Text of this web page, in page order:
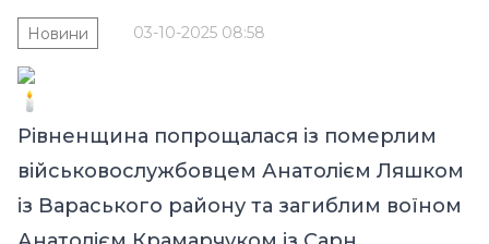
03-10-2025 08:58
Новини
Рівненщина попрощалася із померлим
військовослужбовцем Анатолієм Ляшком
із Вараського району та загиблим воїном